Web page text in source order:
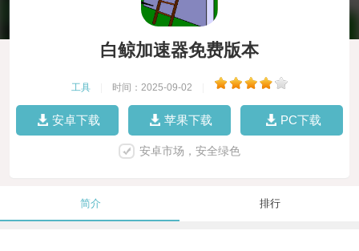
白鲸加速器免费版本
工具 时间：2025-09-02
安卓下载 苹果下载 PC下载
安卓市场，安全绿色
简介 排行